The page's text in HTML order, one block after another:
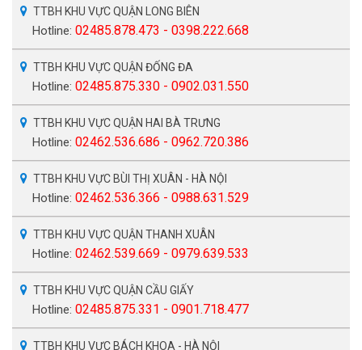
TTBH KHU VỰC QUẬN LONG BIÊN
Hotline: 02485.878.473 - 0398.222.668
TTBH KHU VỰC QUẬN ĐỐNG ĐA
Hotline: 02485.875.330 - 0902.031.550
TTBH KHU VỰC QUẬN HAI BÀ TRƯNG
Hotline: 02462.536.686 - 0962.720.386
TTBH KHU VỰC BÙI THỊ XUÂN - HÀ NỘI
Hotline: 02462.536.366 - 0988.631.529
TTBH KHU VỰC QUẬN THANH XUÂN
Hotline: 02462.539.669 - 0979.639.533
TTBH KHU VỰC QUẬN CẦU GIẤY
Hotline: 02485.875.331 - 0901.718.477
TTBH KHU VỰC BÁCH KHOA - HÀ NỘI